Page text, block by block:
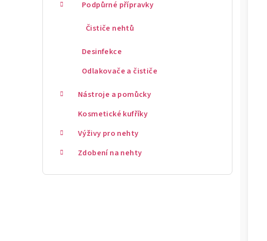
Podpůrné přípravky
Čističe nehtů
Desinfekce
Odlakovače a čističe
Nástroje a pomůcky
Kosmetické kufříky
Výživy pro nehty
Zdobení na nehty